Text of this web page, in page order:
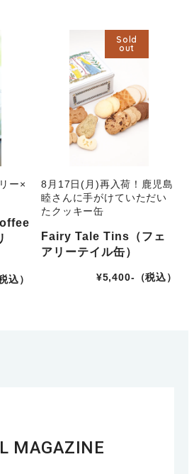
ー×
込）
Sold
out
8月17日(月)再入荷！鹿児島
睦さんに手がけていただい
たクッキー缶
Fairy Tale Tins（フェ
アリーテイル缶）
¥5,400-（税込）
MAGAZINE